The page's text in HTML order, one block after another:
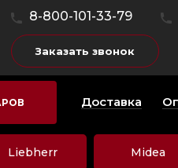
8-800-101-33-79
Заказать звонок
Доставка
Liebherr Midea